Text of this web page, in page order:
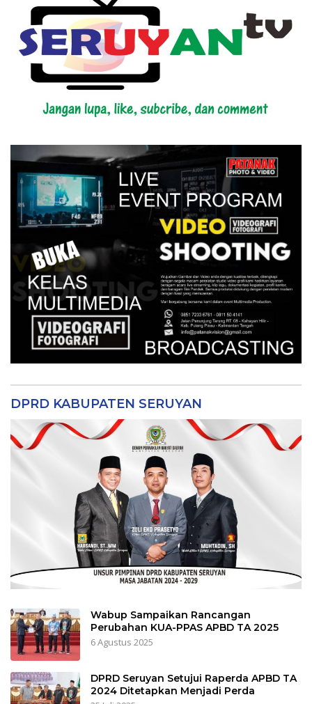
DPRD KABUPATEN SERUYAN
Wabup Sampaikan Rancangan
Perubahan KUA-PPAS APBD TA 2025
6 Agustus 2025
DPRD Seruyan Setujui Raperda APBD TA
2024 Ditetapkan Menjadi Perda